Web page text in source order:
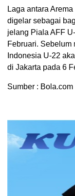
Laga antara
digelar sebagai
jelang Piala AFF
Februari. Sebelum
Indonesia U-22
di Jakarta pada 6
Sumber : Bola.com